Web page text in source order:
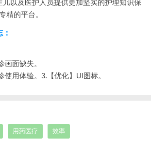
儿以及医护人员提供更加坚实的护理知识保
精的平台。
画面缺失。
使用体验。 3.【优化】UI图标。
用药医疗 效率